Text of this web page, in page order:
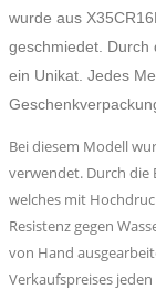
wurde aus
geschmiedet. Durch
ein Unikat. Jedes
Bei diesem Modell
verwendet. Durch die
welches mit
Resistenz gegen
von Hand
Verkaufspreises jeden